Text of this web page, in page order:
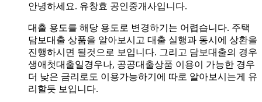
안녕하세요. 유창효 공인중개사입니다.
대출 용도를 해당 용도로 변경하기는 어렵습니다. 주택
담보대출 상품을 알아보시고 대출 실행과 동시에 상환을
진행하시면 될것으로 보입니다. 그리고 담보대출의 경우
생애첫대출일경우나, 공공대출상품 이용이 가능한 경우
더 낮은 금리로도 이용가능하기에 따로 알아보시는게 유
리할듯 보입니다.